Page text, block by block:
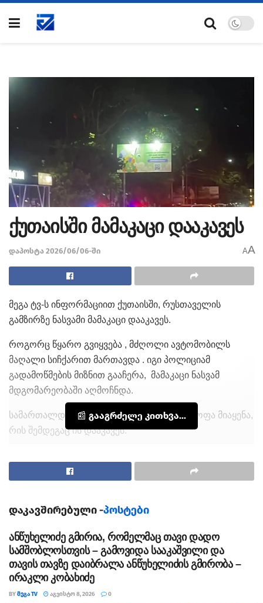
ქუთაისში მამაკაცი დააკავეს
დაპოსტა 2026/06/06-ში AA
მეგა ტვ-ს ინფორმაციით ქუთაისში, რუსთაველის
გამზირზე ნასვამი მამაკაცი დააკავეს.
როგორც წყარო გვიყვება , მძღოლი ავტომობილს
მაღალი სიჩქარით მართავდა . იგი პოლიციამ
გადამოწმების მიზნით გააჩერა, მამაკაცი ნასვამ
მდგომარეობაში აღმოჩნდა.
სამართალდამცავებს სიტყვიერი შეურაცხყოფა მიაყენა,
რის შემდეგაც ის დააკავეს.
📰 გააგრძელე კითხვა...
დაკავშირებული -პოსტები
ანწუხელიძე გმირია, რომელმაც თავი დადო
სამშობლოსთვის – გამოვიდა სააკაშვილი და
თავის თავზე დაიბრალა ანწუხელიძის გმირობა –
ირაკლი კობახიძე
BYᲛᲔᲒᲐ TV ᲐᲒᲕᲘᲡᲢᲝ 8, 2026 0